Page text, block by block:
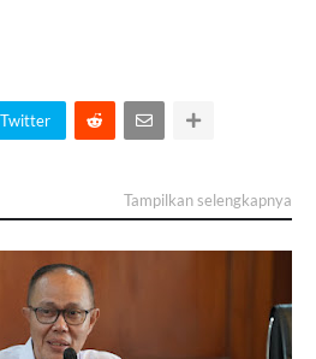
Twitter
Tampilkan selengkapnya